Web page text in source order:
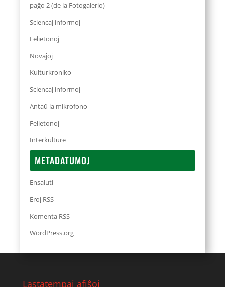
paĝo 2 (de la Fotogalerio)
Sciencaj informoj
Felietonoj
Novaĵoj
Kulturkroniko
Sciencaj informoj
Antaŭ la mikrofono
Felietonoj
Interkulture
METADATUMOJ
Ensaluti
Eroj RSS
Komenta RSS
WordPress.org
Lastatempaj afiŝoj